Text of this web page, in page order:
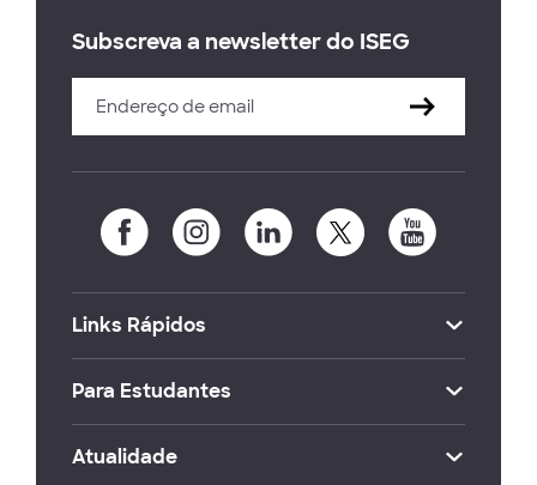
Subscreva a newsletter do ISEG
Links Rápidos
Para Estudantes
Atualidade